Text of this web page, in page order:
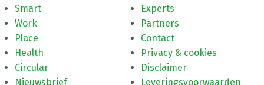
Smart
Work
Place
Health
Circular
Nieuwsbrief
Experts
Partners
Contact
Privacy & cookies
Disclaimer
Leveringsvoorwaarden